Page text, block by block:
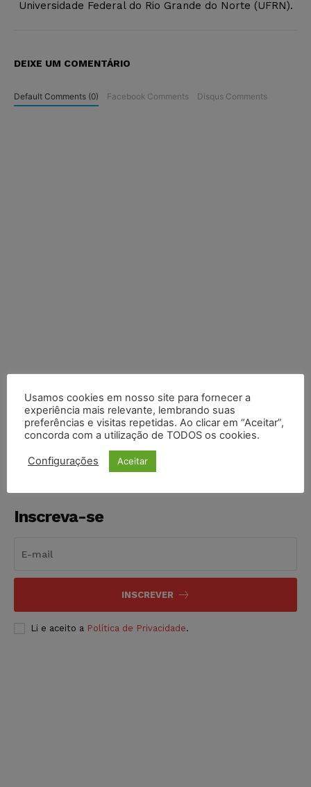
Universidade Federal do Rio Grande do Norte (UFRN).
DEIXE UM COMENTÁRIO
Default Comments (0) Facebook Comments Disqus Comments
COMPARTILHE
Inscreva-se
INSCREVER
Li e aceito a Política de Privacidade.
Usamos cookies em nosso site para fornecer a
experiência mais relevante, lembrando suas
preferências e visitas repetidas. Ao clicar em “Aceitar”,
concorda com a utilização de TODOS os cookies.
Configurações Aceitar